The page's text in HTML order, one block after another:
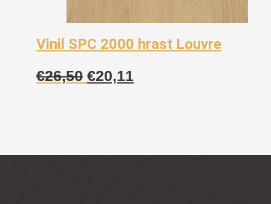
Vinil SPC 2000 hrast Louvre
€26,50 Izvorna
€20,11